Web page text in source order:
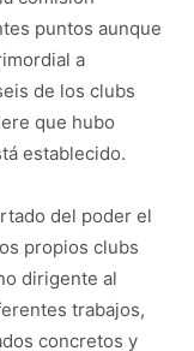
puntos aunque
a
de los clubs
que hubo
establecido.
del poder el
propios clubs
dirigente al
trabajos,
concretos y